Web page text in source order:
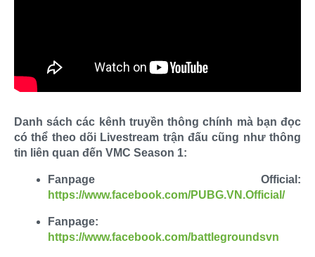
Danh sách các kênh truyền thông chính mà bạn đọc
có thể theo dõi Livestream trận đấu cũng như thông
tin liên quan đến VMC Season 1:
Fanpage Official:
https://www.facebook.com/PUBG.VN.Official/
Fanpage:
https://www.facebook.com/battlegroundsvn